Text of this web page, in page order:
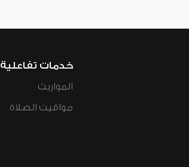
خدمات تفاعلية
المواريث
مواقيت الصلاة